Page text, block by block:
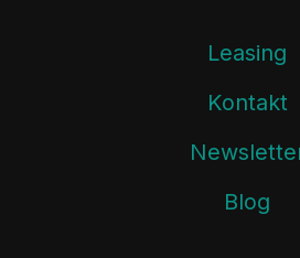
Leasing
Kontakt
Blog